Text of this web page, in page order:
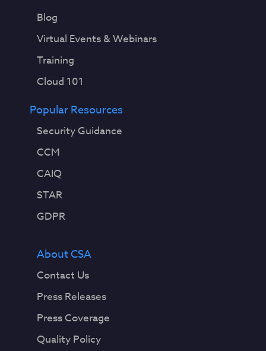
Blog
Virtual Events & Webinars
Training
Cloud 101
Popular Resources
Security Guidance
CCM
CAIQ
STAR
GDPR
About CSA
Contact Us
Press Releases
Press Coverage
Quality Policy